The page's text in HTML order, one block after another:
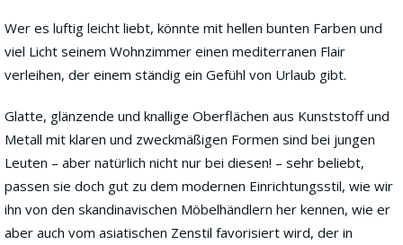
Wer es luftig leicht liebt, könnte mit hellen bunten Farben und
viel Licht seinem Wohnzimmer einen mediterranen Flair
verleihen, der einem ständig ein Gefühl von Urlaub gibt.
Glatte, glänzende und knallige Oberflächen aus Kunststoff und
Metall mit klaren und zweckmäßigen Formen sind bei jungen
Leuten – aber natürlich nicht nur bei diesen! – sehr beliebt,
passen sie doch gut zu dem modernen Einrichtungsstil, wie wir
ihn von den skandinavischen Möbelhändlern her kennen, wie er
aber auch vom asiatischen Zenstil favorisiert wird, der in